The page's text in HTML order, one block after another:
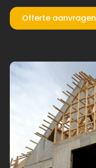
Offerte aanvragen